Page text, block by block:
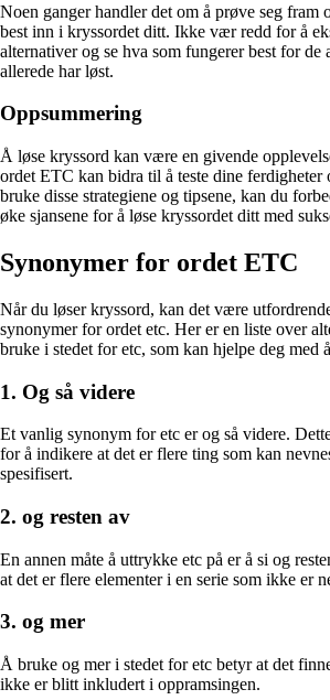
Noen ganger handler det om å prøve seg fram
best inn i kryssordet ditt. Ikke vær redd for å
alternativer og se hva som fungerer best for de
allerede har løst.
Oppsummering
Å løse kryssord kan være en givende
ordet ETC kan bidra til å teste dine ferdigheter
bruke disse strategiene og tipsene, kan du
øke sjansene for å løse kryssordet ditt med
Synonymer for ordet ETC
Når du løser kryssord, kan det være
synonymer for ordet etc. Her er en liste over
bruke i stedet for etc, som kan hjelpe deg med
1. Og så videre
Et vanlig synonym for etc er og så videre.
for å indikere at det er flere ting som kan
spesifisert.
2. og resten av
En annen måte å uttrykke etc på er å si og
at det er flere elementer i en serie som ikke er
3. og mer
Å bruke og mer i stedet for etc betyr at det
ikke er blitt inkludert i oppramsingen.